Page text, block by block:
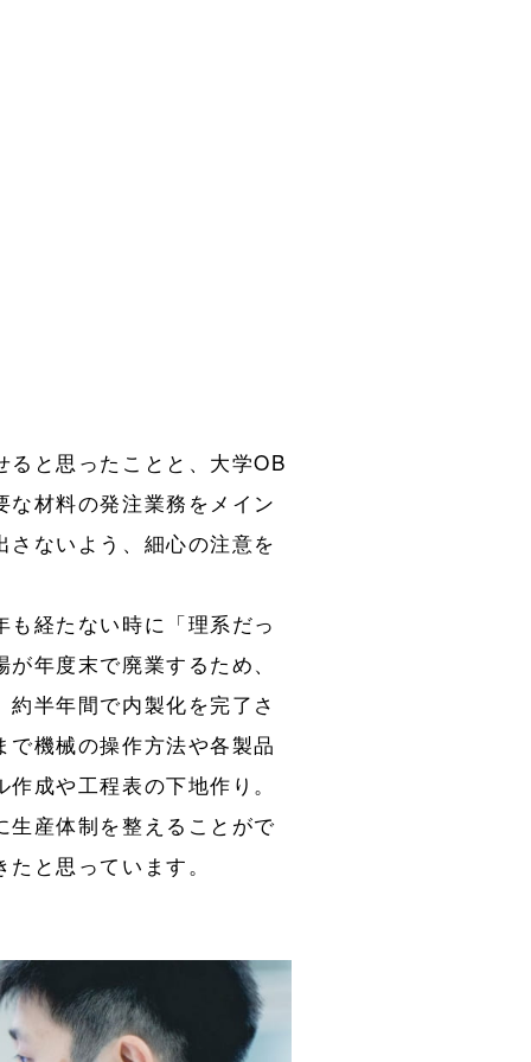
と思ったことと、大学OB
材料の発注業務をメイン
ないよう、細心の注意を
経たない時に「理系だっ
年度末で廃業するため、
半年間で内製化を完了さ
機械の操作方法や各製品
成や工程表の下地作り。
生産体制を整えることがで
と思っています。